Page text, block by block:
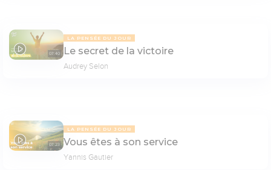
07:40
LA PENSÉE DU JOUR
Le secret de la victoire
Audrey Selon
07:23
LA PENSÉE DU JOUR
Vous êtes à son service
Yannis Gautier